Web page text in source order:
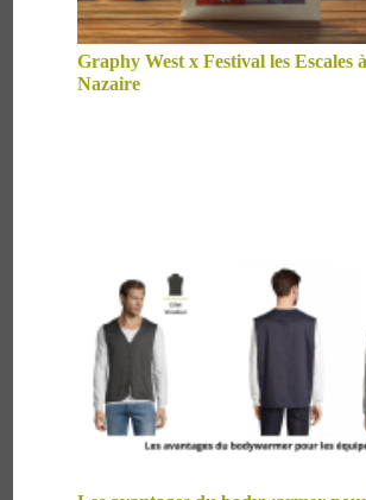
Graphy West x Festival les Escales
Nazaire